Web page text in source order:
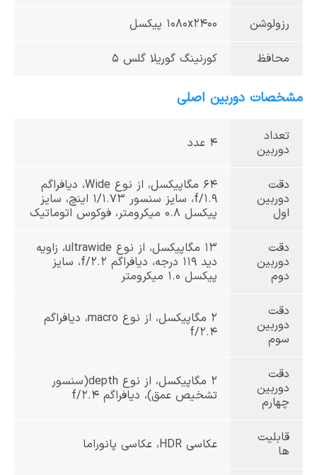
رزولوشن 1080x2400 پیکسل
محافظ کورنینگ گوریلا گلس 5
مشخصات دوربین اصلی
تعداد
دوربین
4 عدد
دقت
دوربین
اول
64 مگا‌پیکسل، از نوع Wide، دیافراگم
f/1.9، سایز سنسور 1/1.73 اینچ، سایز
پیکسل 0.8 میکرومتر، فوکوس اتوماتیک
دقت
دوربین
دوم
13 مگا‌پیکسل، از نوع ultrawide، زاویه
دید 119 درجه، دیافراگم f/2.2، سایز
پیکسل 1.0 میکرومتر
دقت
دوربین
سوم
2 مگاپیکسل، از نوع macro، دیافراگم
f/2.4
دقت
دوربین
چهارم
2 مگاپیکسل، از نوع depth(سنسور
تشخیص عمق)، دیافراگم f/2.4
قابلیت
ها
عکاسی HDR، عکاسی پانوراما